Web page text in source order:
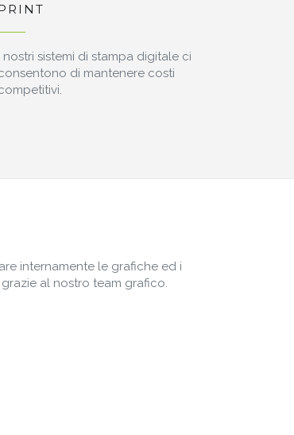
I nostri sistemi di stampa digitale ci
di mantenere costi
internamente le grafiche ed i
al nostro team grafico.